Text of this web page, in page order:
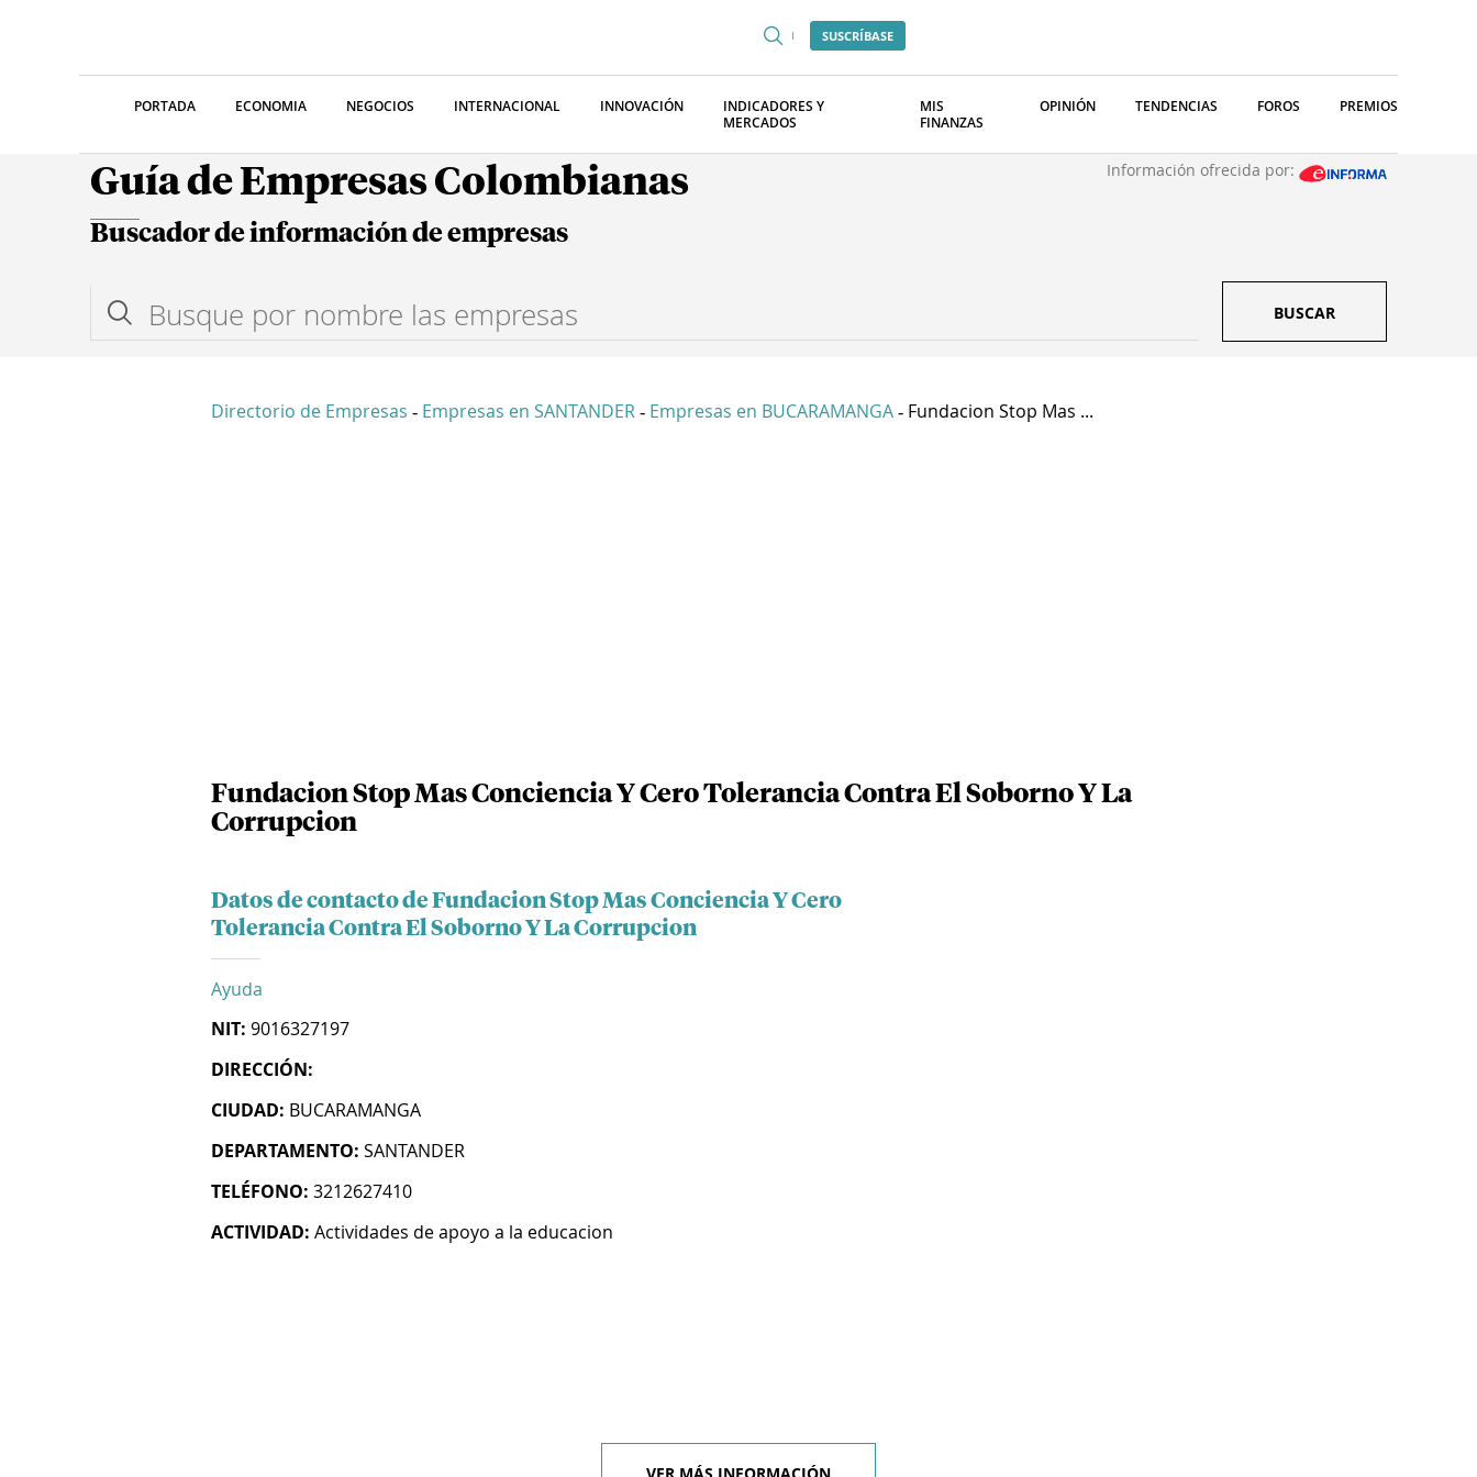
SUSCRÍBASE
PORTADA ECONOMIA NEGOCIOS INTERNACIONAL INNOVACIÓN
INDICADORES Y
MERCADOS
MIS
FINANZAS
OPINIÓN TENDENCIAS FOROS PREMIOS
Guía de Empresas Colombianas Información ofrecida por:
Buscador de información de empresas
BUSCAR
Directorio de Empresas - Empresas en SANTANDER - Empresas en BUCARAMANGA - Fundacion Stop Mas ...
Fundacion Stop Mas Conciencia Y Cero Tolerancia Contra El Soborno Y La
Corrupcion
Datos de contacto de Fundacion Stop Mas Conciencia Y Cero
Tolerancia Contra El Soborno Y La Corrupcion
Ayuda
NIT: 9016327197
DIRECCIÓN:
CIUDAD: BUCARAMANGA
DEPARTAMENTO: SANTANDER
TELÉFONO: 3212627410
ACTIVIDAD: Actividades de apoyo a la educacion